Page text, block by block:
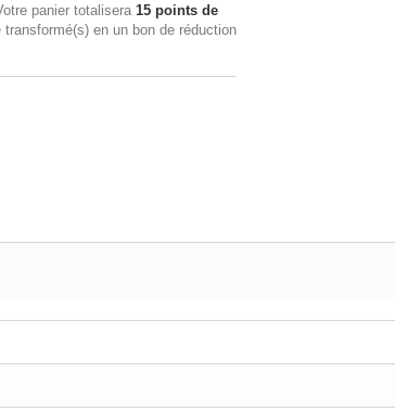
panier totalisera 15 points de
transformé(s) en un bon de réduction